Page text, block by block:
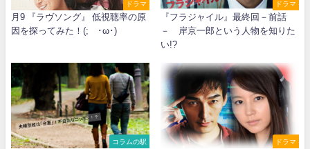
ドラマ
月9 『ラヴソング』 低視聴率の原
因を探ってみた！(;´･ω･)
ドラマ
『フラジャイル』最終回－前話
－ 岸京一郎という人物を知りた
い!?
コラムの駅 ドラマ